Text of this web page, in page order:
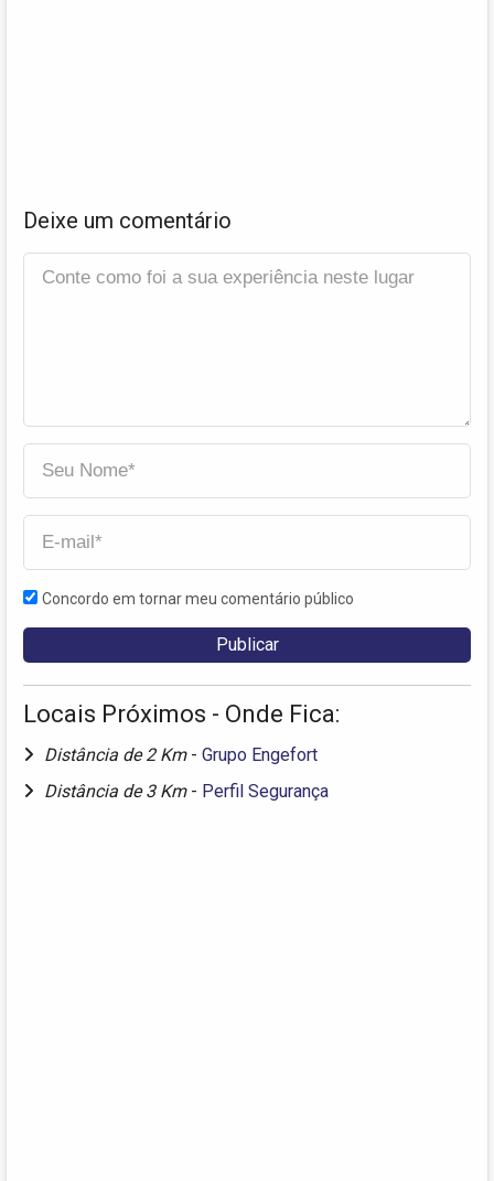
Deixe um comentário
Concordo em tornar meu comentário público
Locais Próximos - Onde Fica:
Distância de 2 Km - Grupo Engefort
Distância de 3 Km - Perfil Segurança